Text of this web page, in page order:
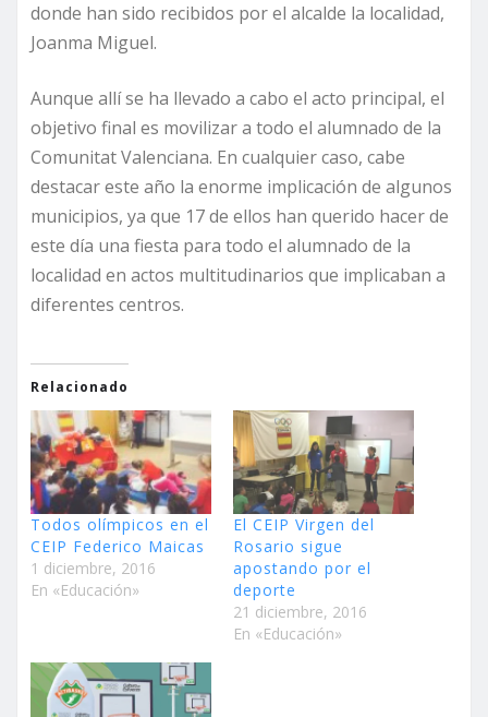
donde han sido recibidos por el alcalde la localidad,
Joanma Miguel.
Aunque allí se ha llevado a cabo el acto principal, el
objetivo final es movilizar a todo el alumnado de la
Comunitat Valenciana. En cualquier caso, cabe
destacar este año la enorme implicación de algunos
municipios, ya que 17 de ellos han querido hacer de
este día una fiesta para todo el alumnado de la
localidad en actos multitudinarios que implicaban a
diferentes centros.
Relacionado
Todos olímpicos en el
CEIP Federico Maicas
1 diciembre, 2016
En «Educación»
El CEIP Virgen del
Rosario sigue
apostando por el
deporte
21 diciembre, 2016
En «Educación»